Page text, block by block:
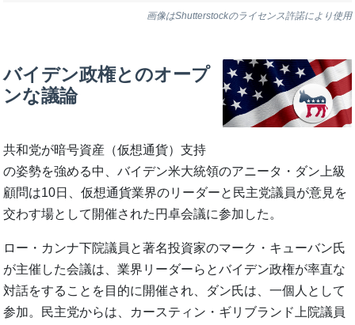
画像はShutterstockのライセンス許諾により使用
バイデン政権とのオープ
ンな議論
共和党が暗号資産（仮想通貨）支持
の姿勢を強める中、バイデン米大統領のアニータ・ダン上級
顧問は10日、仮想通貨業界のリーダーと民主党議員が意見を
交わす場として開催された円卓会議に参加した。
ロー・カンナ下院議員と著名投資家のマーク・キューバン氏
が主催した会議は、業界リーダーらとバイデン政権が率直な
対話をすることを目的に開催され、ダン氏は、一個人として
参加。民主党からは、カースティン・ギリブランド上院議員